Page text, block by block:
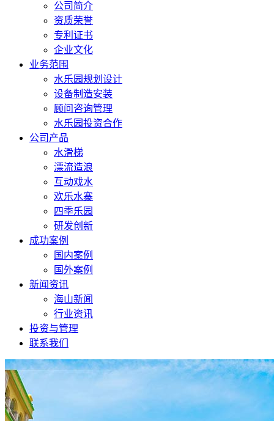
公司简介
资质荣誉
专利证书
企业文化
业务范围
水乐园规划设计
设备制造安装
顾问咨询管理
水乐园投资合作
公司产品
水滑梯
漂流造浪
互动戏水
欢乐水寨
四季乐园
研发创新
成功案例
国内案例
国外案例
新闻资讯
海山新闻
行业资讯
投资与管理
联系我们